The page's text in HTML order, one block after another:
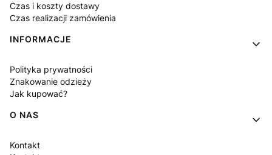
Czas i koszty dostawy
Czas realizacji zamówienia
INFORMACJE
Polityka prywatności
Znakowanie odzieży
Jak kupować?
O NAS
Kontakt